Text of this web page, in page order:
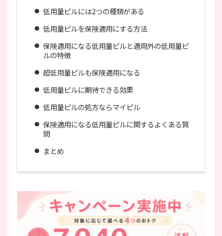
低用量ピルには2つの種類がある
低用量ピルを保険適用にする方法
保険適用になる低用量ピルと適用外の低用量ピ
ルの特徴
超低用量ピルも保険適用になる
低用量ピルに期待できる効果
低用量ピルの処方ならマイピル
保険適用になる低用量ピルに関するよくある質
問
まとめ